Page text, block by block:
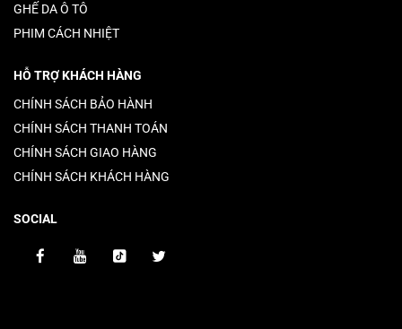
GHẾ DA Ô TÔ
PHIM CÁCH NHIỆT
HỖ TRỢ KHÁCH HÀNG
CHÍNH SÁCH BẢO HÀNH
CHÍNH SÁCH THANH TOÁN
CHÍNH SÁCH GIAO HÀNG
CHÍNH SÁCH KHÁCH HÀNG
SOCIAL